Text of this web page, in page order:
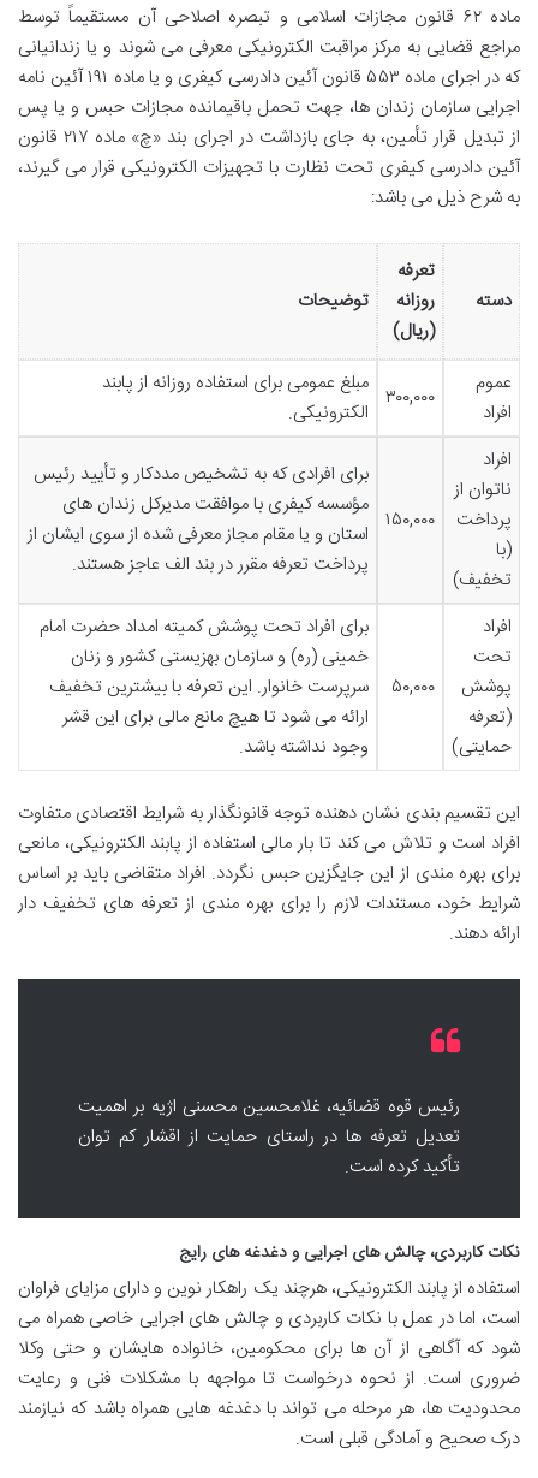
ماده ۶۲ قانون مجازات اسلامی و تبصره اصلاحی آن مستقیماً توسط
مراجع قضایی به مرکز مراقبت الکترونیکی معرفی می شوند و یا زندانیانی
که در اجرای ماده ۵۵۳ قانون آئین دادرسی کیفری و یا ماده ۱۹۱ آئین نامه
اجرایی سازمان زندان ها، جهت تحمل باقیمانده مجازات حبس و یا پس
از تبدیل قرار تأمین، به جای بازداشت در اجرای بند «چ» ماده ۲۱۷ قانون
آئین دادرسی کیفری تحت نظارت با تجهیزات الکترونیکی قرار می گیرند،
به شرح ذیل می باشد:
دسته
تعرفه
روزانه
(ریال)
توضیحات
عموم
افراد
۳۰۰,۰۰۰ مبلغ عمومی برای استفاده روزانه از پابند
الکترونیکی.
افراد
ناتوان از
پرداخت
(با
تخفیف)
۱۵۰,۰۰۰
برای افرادی که به تشخیص مددکار و تأیید رئیس
مؤسسه کیفری با موافقت مدیرکل زندان های
استان و یا مقام مجاز معرفی شده از سوی ایشان از
پرداخت تعرفه مقرر در بند الف عاجز هستند.
افراد
تحت
پوشش
(تعرفه
حمایتی)
۵۰,۰۰۰
برای افراد تحت پوشش کمیته امداد حضرت امام
خمینی (ره) و سازمان بهزیستی کشور و زنان
سرپرست خانوار. این تعرفه با بیشترین تخفیف
ارائه می شود تا هیچ مانع مالی برای این قشر
وجود نداشته باشد.
این تقسیم بندی نشان دهنده توجه قانونگذار به شرایط اقتصادی متفاوت
افراد است و تلاش می کند تا بار مالی استفاده از پابند الکترونیکی، مانعی
برای بهره مندی از این جایگزین حبس نگردد. افراد متقاضی باید بر اساس
شرایط خود، مستندات لازم را برای بهره مندی از تعرفه های تخفیف دار
ارائه دهند.
رئیس قوه قضائیه، غلامحسین محسنی اژیه بر اهمیت
تعدیل تعرفه ها در راستای حمایت از اقشار کم توان
تأکید کرده است.
نکات کاربردی، چالش های اجرایی و دغدغه های رایج
استفاده از پابند الکترونیکی، هرچند یک راهکار نوین و دارای مزایای فراوان
است، اما در عمل با نکات کاربردی و چالش های اجرایی خاصی همراه می
شود که آگاهی از آن ها برای محکومین، خانواده هایشان و حتی وکلا
ضروری است. از نحوه درخواست تا مواجهه با مشکلات فنی و رعایت
محدودیت ها، هر مرحله می تواند با دغدغه هایی همراه باشد که نیازمند
درک صحیح و آمادگی قبلی است.